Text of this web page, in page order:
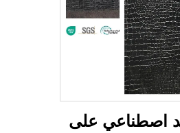
اصطناعي على